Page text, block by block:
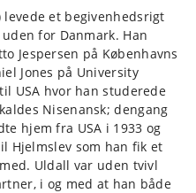
levede et begivenhedsrigt
for Danmark. Han
Jespersen på Københavns
Jones på University
USA hvor han studerede
Nisenansk; dengang
hjem fra USA i 1933 og
Hjelmslev som han fik et
Uldall var uden tvivl
i og med at han både